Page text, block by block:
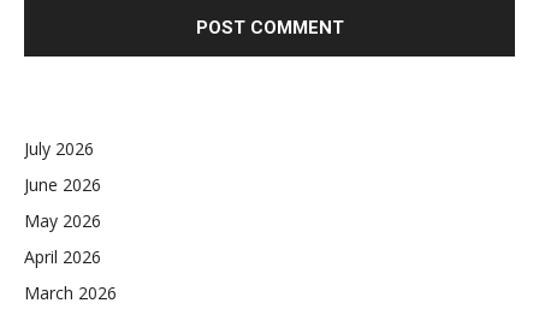
July 2026
June 2026
May 2026
April 2026
March 2026